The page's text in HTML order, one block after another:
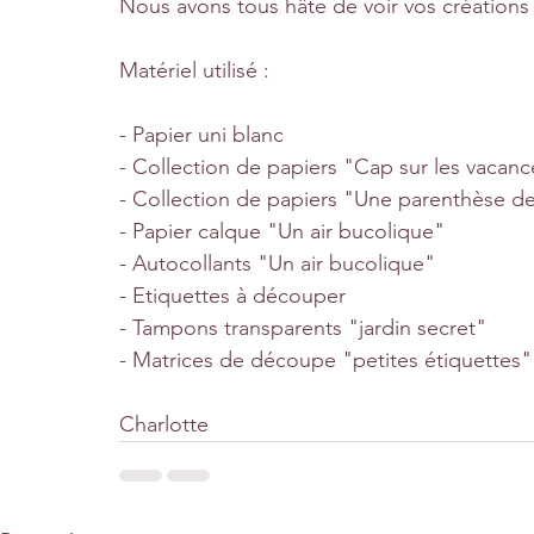
Nous avons tous hâte de voir vos créations
Matériel utilisé :
- Papier uni blanc
- Collection de papiers "Cap sur les
- Collection de papiers "Une parenthèse
- Papier calque "Un air bucolique"
- Autocollants "Un air bucolique"
- Etiquettes à découper
- Tampons transparents "jardin secret"
- Matrices de découpe "petites étiquettes"
Charlotte